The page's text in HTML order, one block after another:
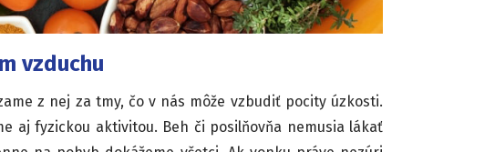
vzduchu
z nej za tmy, čo v nás môže vzbudiť pocity úzkosti.
aj fyzickou aktivitou. Beh či posilňovňa nemusia lákať